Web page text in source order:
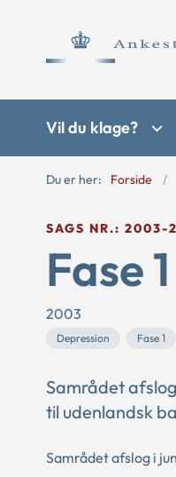
Vil du klage?
Du er her: Forside
SAGS NR.: 2003-
Fase
2003
Depression Fase 1
Samrådet
til udenlandsk
Samrådet afslog i